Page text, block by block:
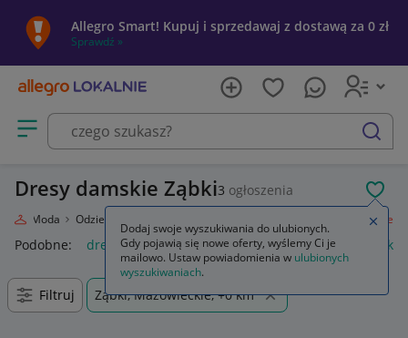
Allegro Smart! Kupuj i sprzedawaj z dostawą za 0 zł
Sprawdź »
Otwórz menu z kategoriami
szukaj
Dresy damskie Ząbki3 ogłoszenia
Moda Odzież, Obuwie, Dodatki Dresy kompletne
Podobne: dresy kompletne dresy kompletne adidas damskie
Filtruj Ząbki, Mazowieckie, +0 km
Dodaj swoje wyszukiwania do ulubionych.
Gdy pojawią się nowe oferty, wyślemy Ci je
mailowo. Ustaw powiadomienia w ulubionych
wyszukiwaniach.